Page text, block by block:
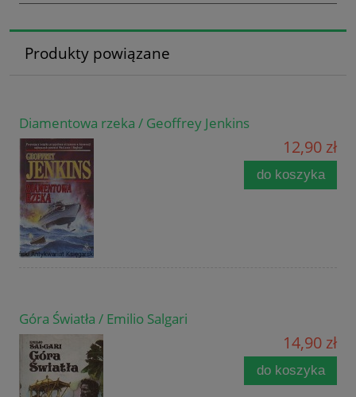
Produkty powiązane
Diamentowa rzeka / Geoffrey Jenkins
12,90 zł
do koszyka
Góra Światła / Emilio Salgari
14,90 zł
do koszyka